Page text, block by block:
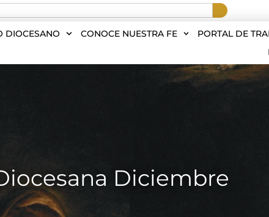
DIOCESANO CONOCE NUESTRA FE PORTAL DE
Diciembre